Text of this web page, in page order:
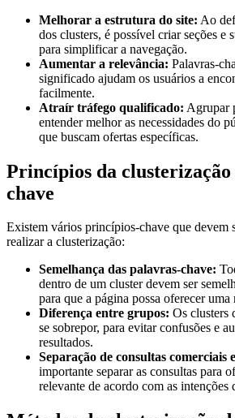
Melhorar a estrutura do site: Ao
dos clusters, é possível criar seções e
para simplificar a navegação.
Aumentar a relevância: Palavras-
significado ajudam os usuários a
facilmente.
Atraír tráfego qualificado: Agrupar
entender melhor as necessidades do
que buscam ofertas específicas.
Princípios da
chave
Existem vários princípios-chave que devem
realizar a clusterização:
Semelhança das palavras-chave:
dentro de um cluster devem ser
para que a página possa oferecer uma
Diferença entre grupos: Os clusters
se sobrepor, para evitar confusões e
resultados.
Separação de consultas comerciais
importante separar as consultas para
relevante de acordo com as intenções